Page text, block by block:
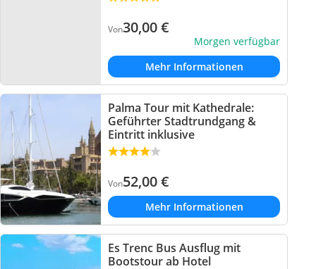
Von30,00€
Morgen verfügbar
Mehr Informationen
Palma Tour mit Kathedrale:
Geführter Stadtrundgang &
Eintritt inklusive
Von52,00€
Mehr Informationen
Es Trenc Bus Ausflug mit
Bootstour ab Hotel